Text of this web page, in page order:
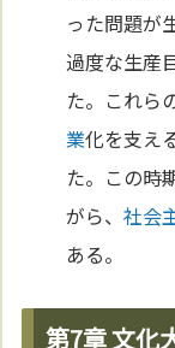
った問題が
過度な生産
た。これら
業化を支え
た。この時
がら、社会
ある。
第7章 文化